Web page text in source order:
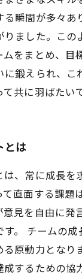
瞬間が多々
ました。こ
をまとめ、
鍛えられ、
共に羽ばたい
とは
、常に成長
直面する課
見を自由に
。 チームの
原動力とな
するための協